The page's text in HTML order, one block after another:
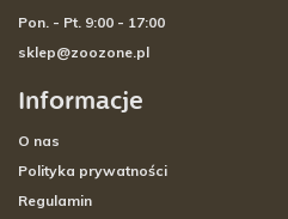
Informacje
O nas
Polityka prywatności
Regulamin
Pon. - Pt. 9:00 - 17:00
sklep@zoozone.pl